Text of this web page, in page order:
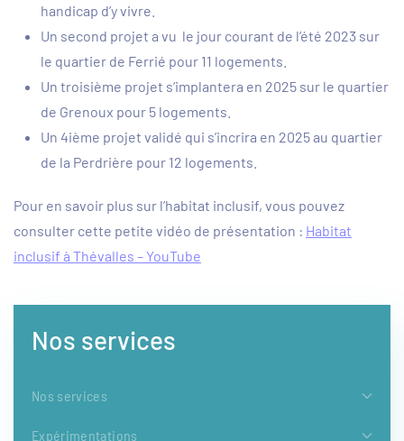
handicap d’y vivre.
Un second projet a vu le jour courant de l’été 2023 sur
le quartier de Ferrié pour 11 logements.
Un troisième projet s’implantera en 2025 sur le quartier
de Grenoux pour 5 logements.
Un 4ième projet validé qui s’incrira en 2025 au quartier
de la Perdrière pour 12 logements.
Pour en savoir plus sur l’habitat inclusif, vous pouvez
consulter cette petite vidéo de présentation : Habitat
inclusif à Thévalles – YouTube
Nos services
Nos services
Expérimentations